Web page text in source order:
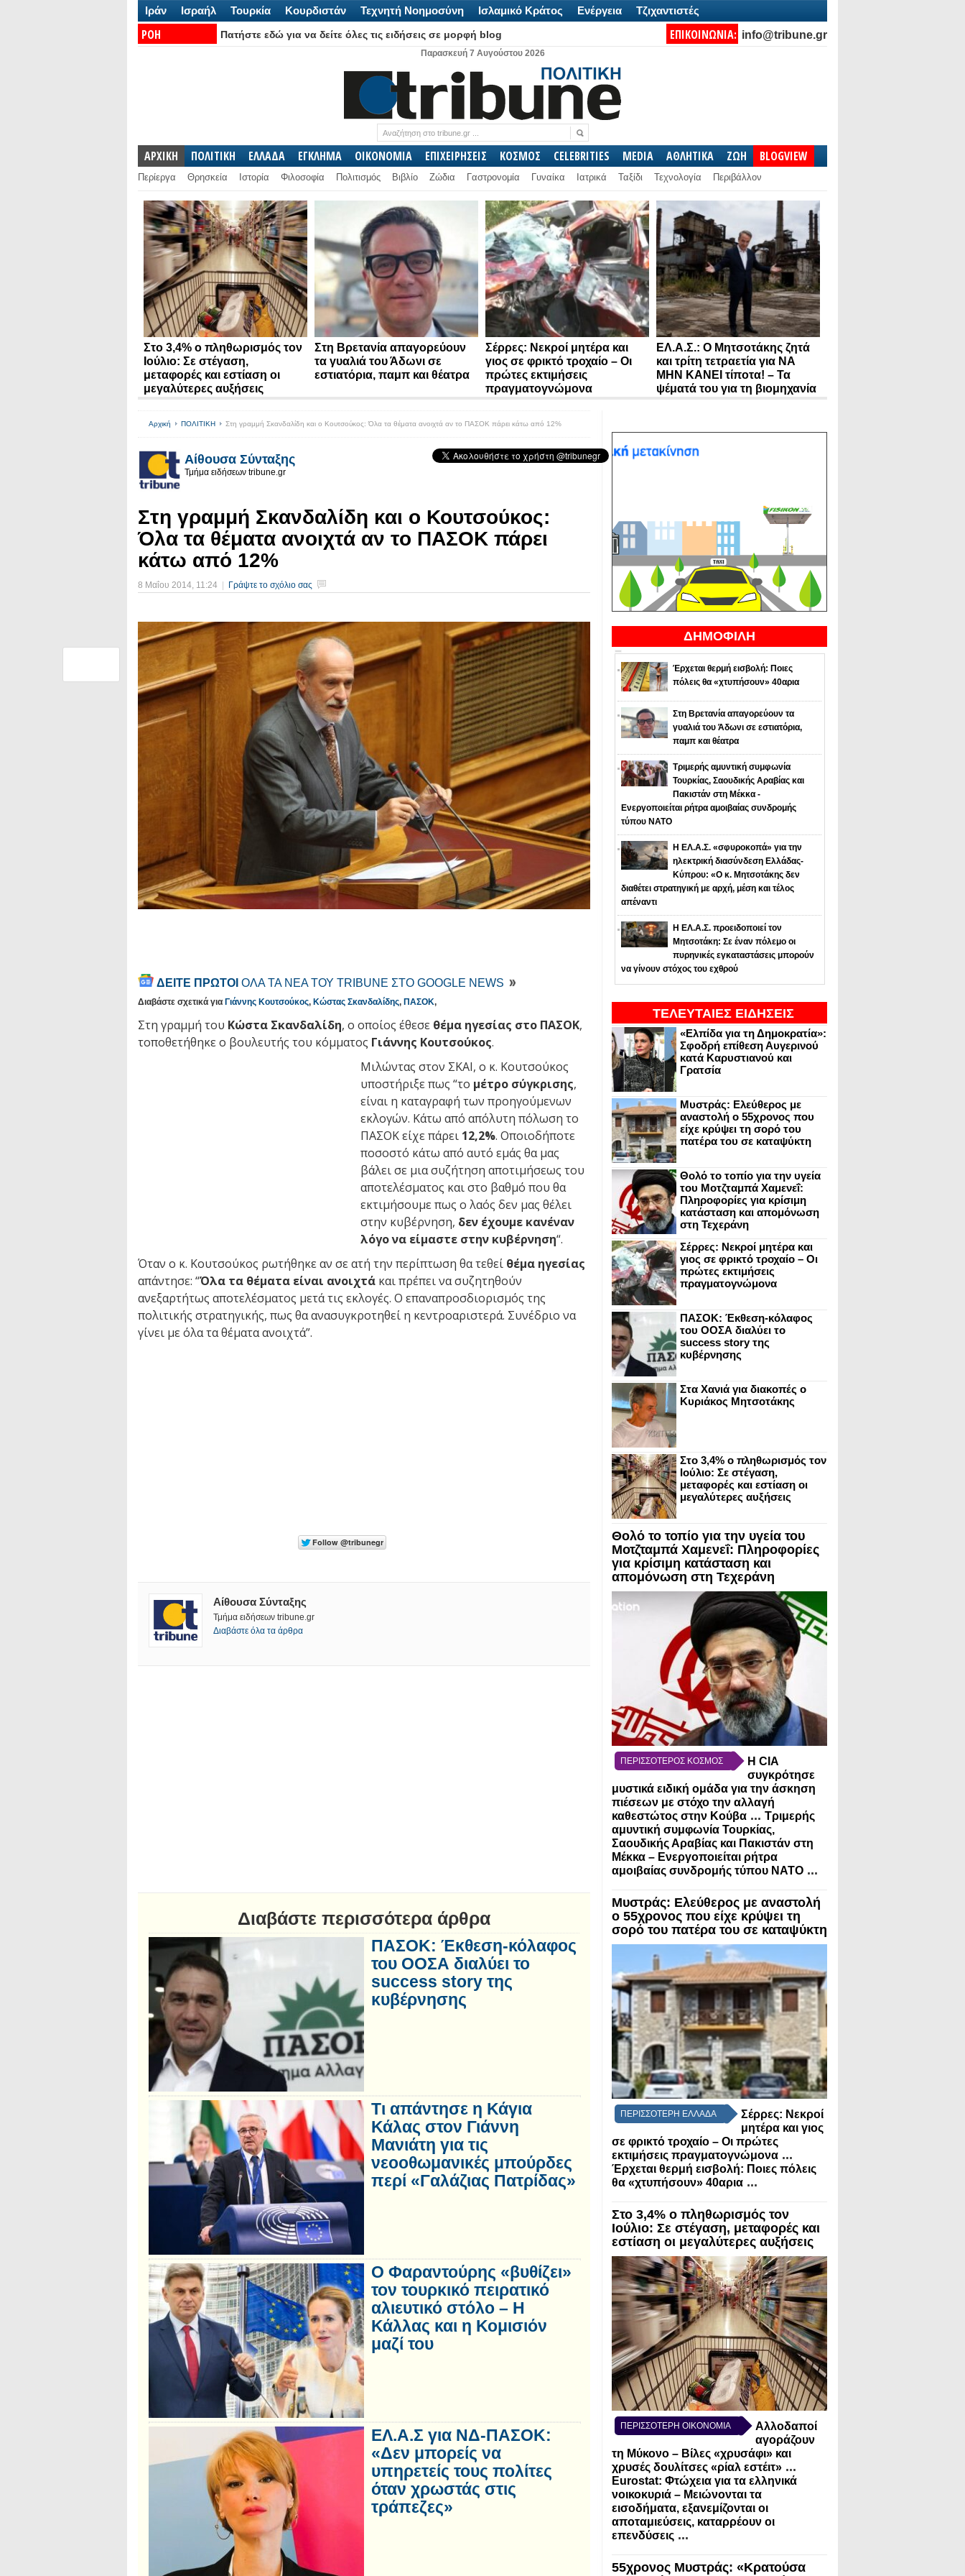
Ιράν Ισραήλ Τουρκία Κουρδιστάν Τεχνητή Νοημοσύνη Ισλαμικό Κράτος Ενέργεια Τζιχαντιστές
ΡΟΗ
Πατήστε εδώ για να δείτε όλες τις ειδήσεις σε μορφή blog ΕΠΙΚΟΙΝΩΝΙΑ: info@tribune.gr
Παρασκευή 7 Αυγούστου 2026
ΑΡΧΙΚΗ ΠΟΛΙΤΙΚΗ ΕΛΛΑΔΑ ΕΓΚΛΗΜΑ ΟΙΚΟΝΟΜΙΑ ΕΠΙΧΕΙΡΗΣΕΙΣ ΚΟΣΜΟΣ CELEBRITIES MEDIA ΑΘΛΗΤΙΚΑ ΖΩΗ BLOGVIEW
Περίεργα Θρησκεία Ιστορία Φιλοσοφία Πολιτισμός Βιβλίο Ζώδια Γαστρονομία Γυναίκα Ιατρικά Ταξίδι Τεχνολογία Περιβάλλον
Στο 3,4% ο πληθωρισμός τον
Ιούλιο: Σε στέγαση,
μεταφορές και εστίαση οι
μεγαλύτερες αυξήσεις
Στη Βρετανία απαγορεύουν
τα γυαλιά του Άδωνι σε
εστιατόρια, παμπ και θέατρα
Σέρρες: Νεκροί μητέρα και
γιος σε φρικτό τροχαίο – Οι
πρώτες εκτιμήσεις
πραγματογνώμονα
ΕΛ.Α.Σ.: Ο Μητσοτάκης ζητά
και τρίτη τετραετία για ΝΑ
ΜΗΝ ΚΑΝΕΙ τίποτα! – Τα
ψέματά του για τη βιομηχανία
ΔΗΜΟΦΙΛΗ
Έρχεται θερμή εισβολή: Ποιες
πόλεις θα «χτυπήσουν» 40αρια
Στη Βρετανία απαγορεύουν τα
γυαλιά του Άδωνι σε εστιατόρια,
παμπ και θέατρα
Τριμερής αμυντική συμφωνία
Τουρκίας, Σαουδικής Αραβίας και
Πακιστάν στη Μέκκα -
Ενεργοποιείται ρήτρα αμοιβαίας συνδρομής
τύπου NATO
Η ΕΛ.Α.Σ. «σφυροκοπά» για την
ηλεκτρική διασύνδεση Ελλάδας-
Κύπρου: «Ο κ. Μητσοτάκης δεν
διαθέτει στρατηγική με αρχή, μέση και τέλος
απέναντι
Η ΕΛ.Α.Σ. προειδοποιεί τον
Μητσοτάκη: Σε έναν πόλεμο οι
πυρηνικές εγκαταστάσεις μπορούν
να γίνουν στόχος του εχθρού
ΤΕΛΕΥΤΑΙΕΣ ΕΙΔΗΣΕΙΣ
«Ελπίδα για τη Δημοκρατία»:
Σφοδρή επίθεση Αυγερινού
κατά Καρυστιανού και
Γρατσία
Μυστράς: Ελεύθερος με
αναστολή ο 55χρονος που
είχε κρύψει τη σορό του
πατέρα του σε καταψύκτη
Θολό το τοπίο για την υγεία
του Μοτζταμπά Χαμενεΐ:
Πληροφορίες για κρίσιμη
κατάσταση και απομόνωση
στη Τεχεράνη
Σέρρες: Νεκροί μητέρα και
γιος σε φρικτό τροχαίο – Οι
πρώτες εκτιμήσεις
πραγματογνώμονα
ΠΑΣΟΚ: Έκθεση-κόλαφος
του ΟΟΣΑ διαλύει το
success story της
κυβέρνησης
Στα Χανιά για διακοπές ο
Κυριάκος Μητσοτάκης
Στο 3,4% ο πληθωρισμός τον
Ιούλιο: Σε στέγαση,
μεταφορές και εστίαση οι
μεγαλύτερες αυξήσεις
Θολό το τοπίο για την υγεία του
Μοτζταμπά Χαμενεΐ: Πληροφορίες
για κρίσιμη κατάσταση και
απομόνωση στη Τεχεράνη
ΠΕΡΙΣΣΟΤΕΡΟΣ ΚΟΣΜΟΣ
Η CIA
συγκρότησε
μυστικά ειδική ομάδα για την άσκηση
πιέσεων με στόχο την αλλαγή
καθεστώτος στην Κούβα ... Τριμερής
αμυντική συμφωνία Τουρκίας,
Σαουδικής Αραβίας και Πακιστάν στη
Μέκκα – Ενεργοποιείται ρήτρα
αμοιβαίας συνδρομής τύπου NATO ...
Μυστράς: Ελεύθερος με αναστολή
ο 55χρονος που είχε κρύψει τη
σορό του πατέρα του σε καταψύκτη
ΠΕΡΙΣΣΟΤΕΡΗ ΕΛΛΑΔΑ
Σέρρες: Νεκροί
μητέρα και γιος
σε φρικτό τροχαίο – Οι πρώτες
εκτιμήσεις πραγματογνώμονα ...
Έρχεται θερμή εισβολή: Ποιες πόλεις
θα «χτυπήσουν» 40αρια ...
Στο 3,4% ο πληθωρισμός τον
Ιούλιο: Σε στέγαση, μεταφορές και
εστίαση οι μεγαλύτερες αυξήσεις
ΠΕΡΙΣΣΟΤΕΡΗ ΟΙΚΟΝΟΜΙΑ
Αλλοδαποί
αγοράζουν
τη Μύκονο – Βίλες «χρυσάφι» και
χρυσές δουλίτσες «ρίαλ εστέιτ» ...
Eurostat: Φτώχεια για τα ελληνικά
νοικοκυριά – Μειώνονται τα
εισοδήματα, εξανεμίζονται οι
αποταμιεύσεις, καταρρέουν οι
επενδύσεις ...
55χρονος Μυστράς: «Κρατούσα
Αρχική ΠΟΛΙΤΙΚΗ Στη γραμμή Σκανδαλίδη και ο Κουτσούκος: Όλα τα θέματα ανοιχτά αν το ΠΑΣΟΚ πάρει κάτω από 12%
Αίθουσα Σύνταξης
Τμήμα ειδήσεων tribune.gr
Στη γραμμή Σκανδαλίδη και ο Κουτσούκος:
Όλα τα θέματα ανοιχτά αν το ΠΑΣΟΚ πάρει
κάτω από 12%
8 Μαΐου 2014, 11:24 Γράψτε το σχόλιο σας
ΔΕΙΤΕ ΠΡΩΤΟΙ ΟΛΑ ΤΑ ΝΕΑ ΤΟΥ TRIBUNE ΣΤΟ GOOGLE NEWS
Διαβάστε σχετικά για Γιάννης Κουτσούκος, Κώστας Σκανδαλίδης, ΠΑΣΟΚ,
Στη γραμμή του Κώστα Σκανδαλίδη, ο οποίος έθεσε θέμα ηγεσίας στο ΠΑΣΟΚ,
τοποθετήθηκε ο βουλευτής του κόμματος Γιάννης Κουτσούκος.
Μιλώντας στον ΣΚΑΙ, ο κ. Κουτσούκος
υποστήριξε πως “το μέτρο σύγκρισης,
είναι η καταγραφή των προηγούμενων
εκλογών. Κάτω από απόλυτη πόλωση το
ΠΑΣΟΚ είχε πάρει 12,2%. Οποιοδήποτε
ποσοστό κάτω από αυτό εμάς θα μας
βάλει σε μια συζήτηση αποτιμήσεως του
αποτελέσματος και στο βαθμό που θα
εκτιμήσουμε πως ο λαός δεν μας θέλει
στην κυβέρνηση, δεν έχουμε κανέναν
λόγο να είμαστε στην κυβέρνηση“.
Όταν ο κ. Κουτσούκος ρωτήθηκε αν σε ατή την περίπτωση θα τεθεί θέμα ηγεσίας
απάντησε: “Όλα τα θέματα είναι ανοιχτά και πρέπει να συζητηθούν
ανεξαρτήτως αποτελέσματος μετά τις εκλογές. Ο επαναπροσδιορισμός της
πολιτικής στρατηγικής, πως θα ανασυγκροτηθεί η κεντροαριστερά. Συνέδριο να
γίνει με όλα τα θέματα ανοιχτά”.
Αίθουσα Σύνταξης
Τμήμα ειδήσεων tribune.gr
Διαβάστε όλα τα άρθρα
Διαβάστε περισσότερα άρθρα
ΠΑΣΟΚ: Έκθεση-κόλαφος
του ΟΟΣΑ διαλύει το
success story της
κυβέρνησης
Τι απάντησε η Κάγια
Κάλας στον Γιάννη
Μανιάτη για τις
νεοοθωμανικές μπούρδες
περί «Γαλάζιας Πατρίδας»
Ο Φαραντούρης «βυθίζει»
τον τουρκικό πειρατικό
αλιευτικό στόλο – Η
Κάλλας και η Κομισιόν
μαζί του
ΕΛ.Α.Σ για ΝΔ-ΠΑΣΟΚ:
«Δεν μπορείς να
υπηρετείς τους πολίτες
όταν χρωστάς στις
τράπεζες»